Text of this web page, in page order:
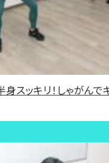
スッキリ！しゃがんで